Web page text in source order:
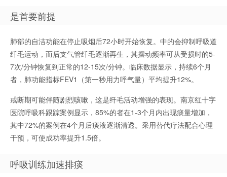
是首要前提
肺部的自洁功能在停止吸烟后72小时开始恢复。中的会抑制呼吸道
纤毛运动，而后支气管纤毛逐渐再生，其摆动频率可从受损时的5-
7次/分钟恢复到正常的12-15次/分钟。临床数据显示，持续6个月
者，肺功能指标FEV1（第一秒用力呼气量）平均提升12%。
戒断期可能伴随剧烈咳嗽，这是纤毛活动增强的表现。南京红十字
医院呼吸科跟踪案例显示，85%的者在1-3个月内出现痰量增加，
其中72%的案例在4个月后痰液逐渐清透。采用替代疗法配合心理
干预，可使成功率提升1.5倍。
呼吸训练加速排痰